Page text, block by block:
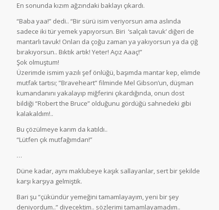
En sonunda kızım ağzındaki baklayı çıkardı.
“Baba yaa!” dedi.. “Bir sürü isim veriyorsun ama aslında
sadece iki tür yemek yapıyorsun. Biri ‘salçalı tavuk’ diğeri de
mantarlı tavuk! Onları da çoğu zaman ya yakıyorsun ya da çiğ
bırakıyorsun.. Bıktık artık! Yeter! Açız Aaaç!”
Şok olmuştum!
Üzerimde ismim yazılı şef önlüğü, başımda mantar kep, elimde
mutfak tartısı; ”Braveheart” filminde Mel Gibson’un, düşman
kumandanını yakalayıp miğferini çıkardığında, onun dost
bildiği “Robert the Bruce” olduğunu gördüğü sahnedeki gibi
kalakaldım!..
Bu çözülmeye karım da katıldı..
“Lütfen çık mutfağımdan!”
…
Düne kadar, aynı maklubeye kaşık sallayanlar, sert bir şekilde
karşı karşıya gelmiştik.
Bari şu “çükündür yemeğini tamamlayayım, yeni bir şey
deniyordum..” diyecektim.. sözlerimi tamamlayamadım..